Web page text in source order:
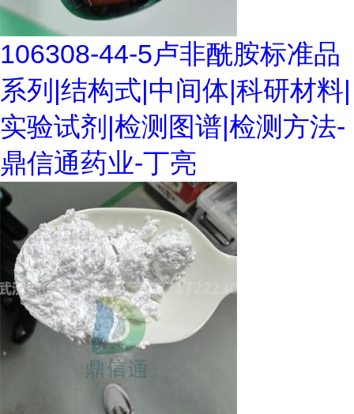
106308-44-5卢非酰胺标准品
系列|结构式|中间体|科研材料|
实验试剂|检测图谱|检测方法-
鼎信通药业-丁亮